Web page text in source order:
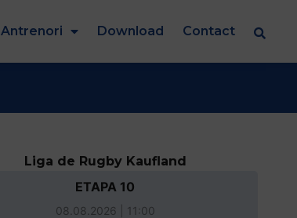
Antrenori Download Contact
Liga de Rugby Kaufland
ETAPA 10
08.08.2026 | 11:00